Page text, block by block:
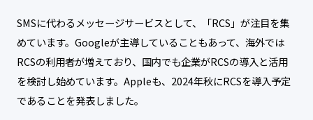
SMSに代わるメッセージサービスとして、「RCS」が注目を集
めています。Googleが主導していることもあって、海外では
RCSの利用者が増えており、国内でも企業がRCSの導入と活用
を検討し始めています。Appleも、2024年秋にRCSを導入予定
であることを発表しました。